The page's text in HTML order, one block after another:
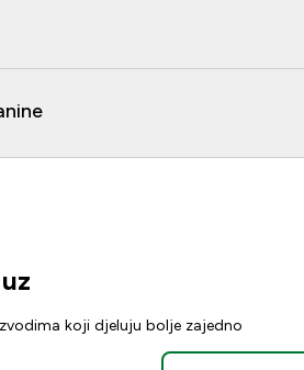
koji djeluju bolje zajedno